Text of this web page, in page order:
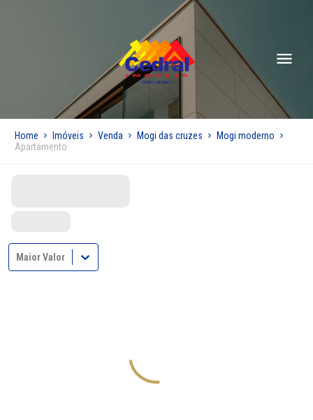
Home Imóveis Venda Mogi das cruzes
Mogi moderno
Apartamento
Maior Valor